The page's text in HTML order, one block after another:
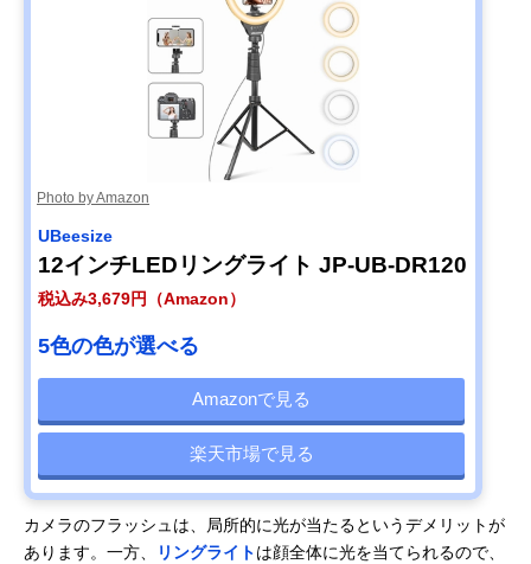
Photo by Amazon
UBeesize
12インチLEDリングライト JP-UB-DR120
税込み3,679円（Amazon）
5色の色が選べる
Amazonで見る
楽天市場で見る
カメラのフラッシュは、局所的に光が当たるというデメリットが
あります。一方、
リングライトは顔全体に光を当てられるので、